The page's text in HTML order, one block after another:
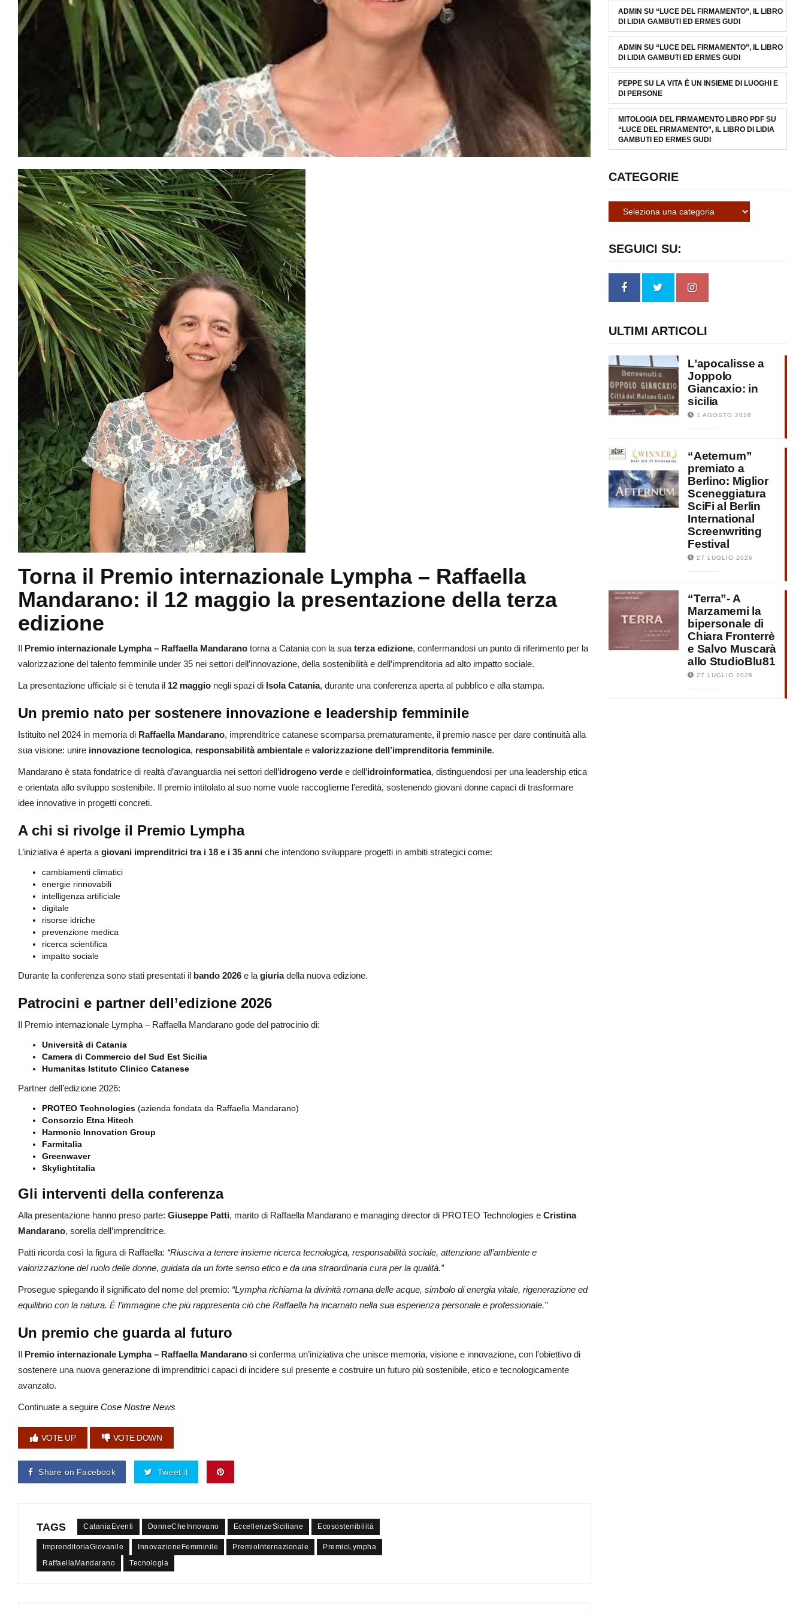
Torna il Premio internazionale Lympha – Raffaella
Mandarano: il 12 maggio la presentazione della terza
edizione
Premio internazionale Lympha – Raffaella Mandarano torna a Catania con la suaterza edizione, confermandosi un punto di riferimento per la
valorizzazione del talento femminile under 35 nei settori dell’innovazione, della sostenibilità e dell’imprenditoria ad alto impatto sociale.
La presentazione ufficiale si è tenuta il 12 maggio negli spazi di Isola Catania, durante una conferenza aperta al pubblico e alla stampa.
Un premio nato per sostenere innovazione e leadership femminile
Istituito nel 2024 in memoria di Raffaella Mandarano, imprenditrice catanese scomparsa prematuramente, il premio nasce per dare continuità alla
sua visione: unire innovazione tecnologica, responsabilità ambientale e valorizzazione dell’imprenditoria femminile.
Mandarano è stata fondatrice di realtà d’avanguardia nei settori dell’idrogeno verde e dell’idroinformatica, distinguendosi per una leadership etica
e orientata allo sviluppo sostenibile. Il premio intitolato al suo nome vuole raccoglierne l’eredità, sostenendo giovani donne capaci di trasformare
idee innovative in progetti concreti.
A chi si rivolge il Premio Lympha
L’iniziativa è aperta agiovani imprenditrici tra i 18 e i 35 anni che intendono sviluppare progetti in ambiti strategici come:
cambiamenti climatici
energie rinnovabili
intelligenza artificiale
digitale
risorse idriche
prevenzione medica
ricerca scientifica
impatto sociale
Durante la conferenza sono stati presentati il bando 2026 e lagiuriadella nuova edizione.
Patrocini e partner dell’edizione 2026
Il Premio internazionale Lympha – Raffaella Mandarano gode del patrocinio di:
Università di Catania
Camera di Commercio del Sud Est Sicilia
Humanitas Istituto Clinico Catanese
Partner dell’edizione 2026:
PROTEO Technologies (azienda fondata da Raffaella Mandarano)
Consorzio Etna Hitech
Harmonic Innovation Group
Farmitalia
Greenwaver
Skylightitalia
Gli interventi della conferenza
Alla presentazione hanno preso parte: Giuseppe Patti, marito di Raffaella Mandarano e managing director di PROTEO Technologies e Cristina
Mandarano, sorella dell’imprenditrice.
Patti ricorda così la figura di Raffaella: “Riusciva a tenere insieme ricerca tecnologica, responsabilità sociale, attenzione all’ambiente e
valorizzazione del ruolo delle donne, guidata da un forte senso etico e da una straordinaria cura per la qualità.”
Prosegue spiegando il significato del nome del premio: “Lympha richiama la divinità romana delle acque, simbolo di energia vitale, rigenerazione ed
equilibrio con la natura. È l’immagine che più rappresenta ciò che Raffaella ha incarnato nella sua esperienza personale e professionale.”
Un premio che guarda al futuro
Premio internazionale Lympha – Raffaella Mandarano si conferma un’iniziativa che unisce memoria, visione e innovazione, con l’obiettivo di
sostenere una nuova generazione di imprenditrici capaci di incidere sul presente e costruire un futuro più sostenibile, etico e tecnologicamente
avanzato.
Continuate a seguire Cose Nostre News
VOTE UP VOTE DOWN
Share on Facebook Tweet it
TAGS CataniaEventi DonneCheInnovano EccellenzeSiciliane Ecosostenibilità
ImprenditoriaGiovanile InnovazioneFemminile PremioInternazionale
PremioLympha
RaffaellaMandarano
Tecnologia
ADMIN SU “LUCE DEL FIRMAMENTO”, IL LIBRO
DI LIDIA GAMBUTI ED ERMES GUDI
ADMIN SU “LUCE DEL FIRMAMENTO”, IL LIBRO
DI LIDIA GAMBUTI ED ERMES GUDI
PEPPESU LA VITA È UN INSIEME DI LUOGHI E
DI PERSONE
MITOLOGIA DEL FIRMAMENTO LIBRO PDFSU
“LUCE DEL FIRMAMENTO”, IL LIBRO DI LIDIA
GAMBUTI ED ERMES GUDI
CATEGORIE
SEGUICI SU:
ULTIMI ARTICOLI
L’apocalisse a
Joppolo
Giancaxio: in
sicilia
1 AGOSTO 2026
“Aeternum”
premiato a
Berlino: Miglior
Sceneggiatura
SciFi al Berlin
International
Screenwriting
Festival
27 LUGLIO 2026
“Terra”- A
Marzamemi la
bipersonale di
Chiara Fronterrè
e Salvo Muscarà
allo StudioBlu81
27 LUGLIO 2026